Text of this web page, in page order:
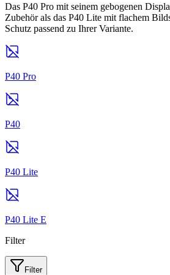
Das P40 Pro mit seinem gebogenen
Zubehör als das P40 Lite mit flachem
Schutz passend zu Ihrer Variante.
P40 Pro
P40
P40 Lite
P40 Lite E
Filter
Filter